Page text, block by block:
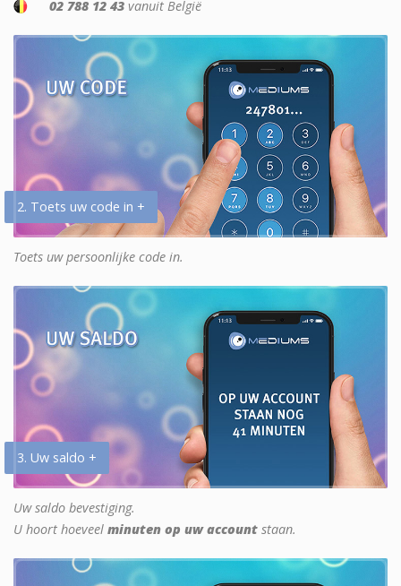
02 788 12 43 vanuit België
2. Toets uw code in +
Toets uw persoonlijke code in.
3. Uw saldo +
Uw saldo bevestiging.
U hoort hoeveel minuten op uw account staan.